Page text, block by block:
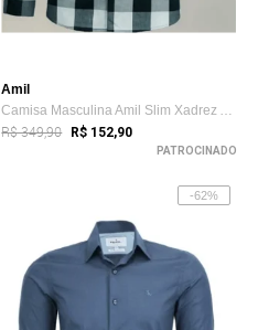
Amil
Camisa Masculina Amil Slim Xadrez Aston ...
R$ 349,90 R$ 152,90
PATROCINADO
-62%